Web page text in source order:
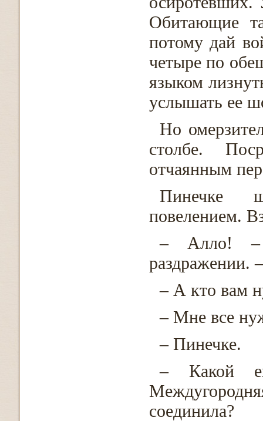
Обитающие
потому дай
четыре по
языком
услышать ее
Но
столбе.
отчаянным
Пинечке
повелением.
– Алло! –
раздражении.
– А кто вам
– Мне все
– Пинечке.
– Какой
соединила?